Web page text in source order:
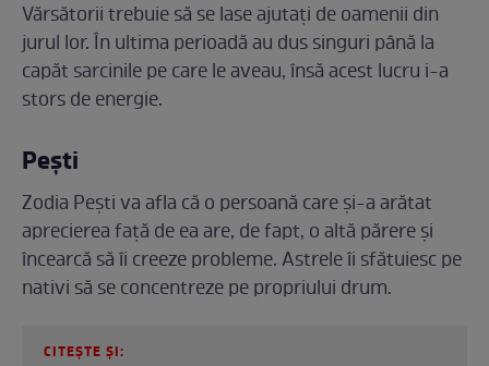
Vărsătorii trebuie să se lase ajutați de oamenii din
jurul lor. În ultima perioadă au dus singuri până la
capăt sarcinile pe care le aveau, însă acest lucru i-a
stors de energie.
Pești
Zodia Pești va afla că o persoană care și-a arătat
aprecierea față de ea are, de fapt, o altă părere și
încearcă să îi creeze probleme. Astrele îi sfătuiesc pe
nativi să se concentreze pe propriului drum.
CITEȘTE ȘI: